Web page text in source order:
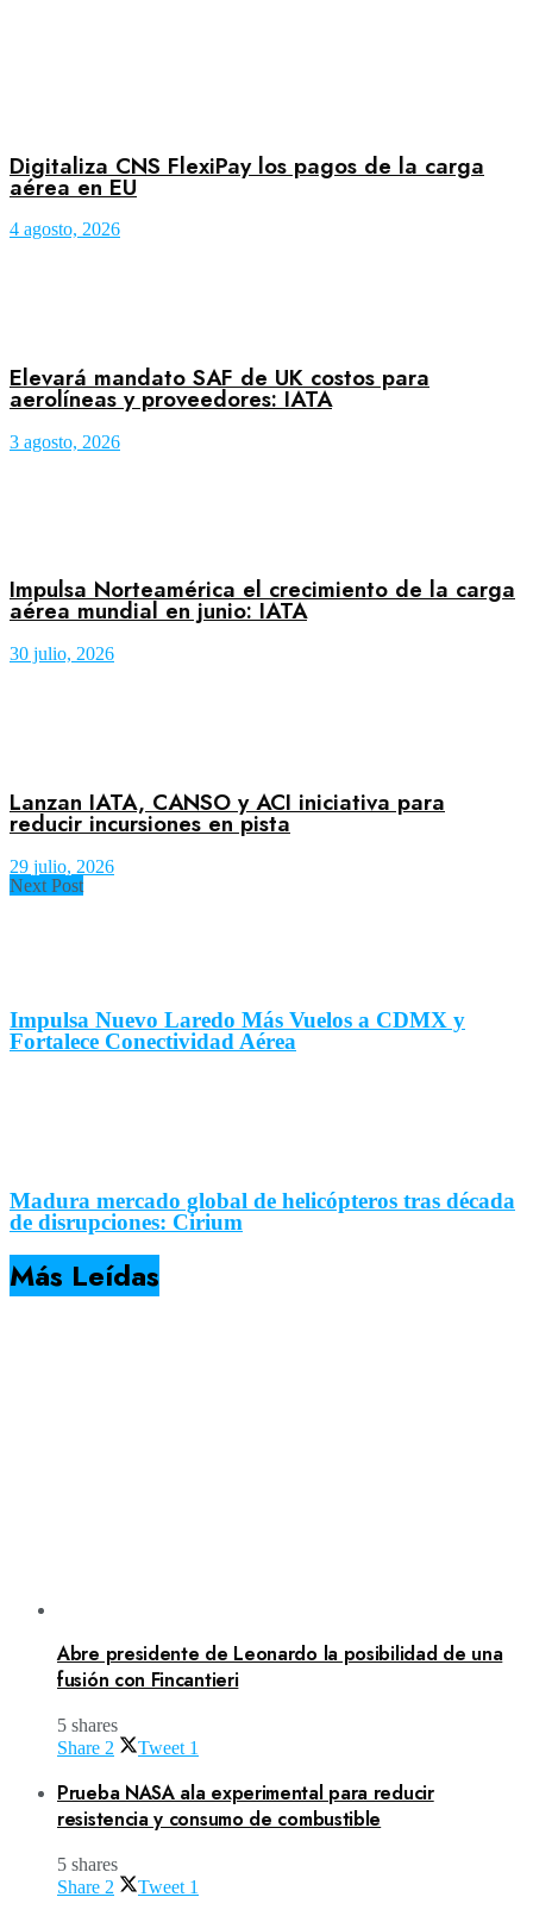
Digitaliza CNS FlexiPay los pagos de la carga
aérea en EU
4 agosto, 2026
Elevará mandato SAF de UK costos para
aerolíneas y proveedores: IATA
3 agosto, 2026
Impulsa Norteamérica el crecimiento de la carga
aérea mundial en junio: IATA
30 julio, 2026
Lanzan IATA, CANSO y ACI iniciativa para
reducir incursiones en pista
29 julio, 2026
Next Post
Impulsa Nuevo Laredo Más Vuelos a CDMX y
Fortalece Conectividad Aérea
Madura mercado global de helicópteros tras década
de disrupciones: Cirium
Más Leídas
Abre presidente de Leonardo la posibilidad de una
fusión con Fincantieri
5 shares
Share 2 Tweet 1
Prueba NASA ala experimental para reducir
resistencia y consumo de combustible
5 shares
Share 2 Tweet 1